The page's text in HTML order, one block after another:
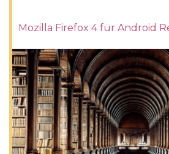
Mozilla Firefox 4 für Android